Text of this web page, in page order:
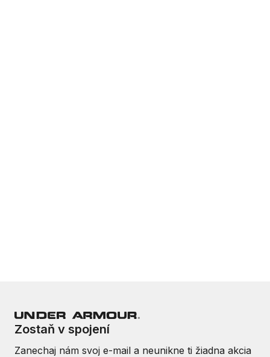
Zostaň v spojení
Zanechaj nám svoj e-mail a neunikne ti žiadna akcia